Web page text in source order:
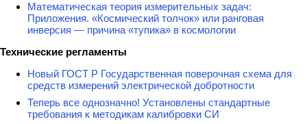
Математическая теория измерительных задач:
Приложения. «Космический толчок» или ранговая
инверсия — причина «тупика» в космологии
Технические регламенты
Новый ГОСТ Р Государственная поверочная схема для
средств измерений электрической добротности
Теперь все однозначно! Установлены стандартные
требования к методикам калибровки СИ